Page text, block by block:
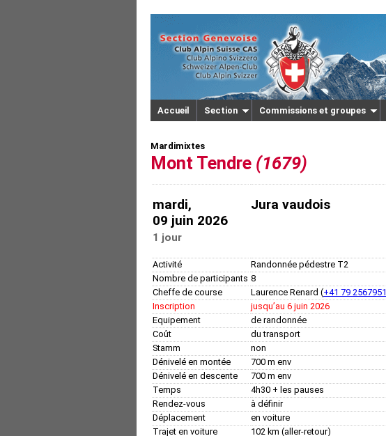
Accueil Section Commissions et groupes
Mardimixtes
Mont Tendre (1679)
mardi,
09 juin 2026
1 jour
Jura vaudois
Activité
Randonnée pédestre T2
Nombre de participants 8
Cheffe de course
Laurence Renard (+41 79 2567951
Inscription
jusquʼau 6 juin 2026
Equipement
de randonnée
Coût
du transport
Stamm
non
Dénivelé en montée
700 m env
Dénivelé en descente
700 m env
Temps
4h30 + les pauses
Rendez-vous
à définir
Déplacement
en voiture
Trajet en voiture
102 km (aller-retour)